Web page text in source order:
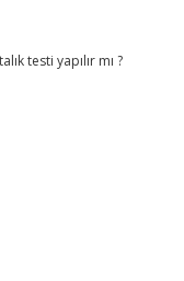
testi yapılır mı ?